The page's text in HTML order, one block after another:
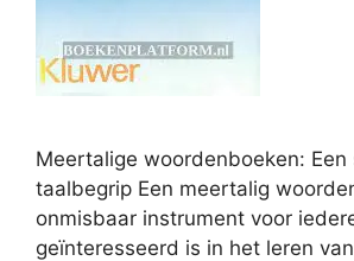
Meertalige woordenboeken:
taalbegrip Een meertalig
onmisbaar instrument voor
geïnteresseerd is in het leren